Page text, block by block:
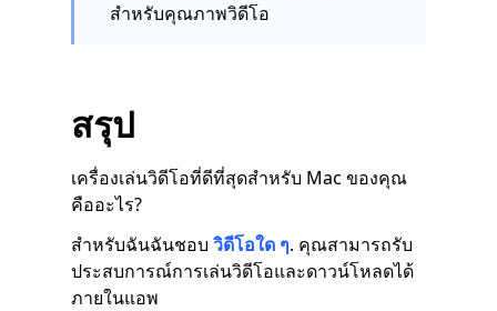
สำหรับคุณภาพวิดีโอ
สรุป
เครื่องเล่นวิดีโอที่ดีที่สุดสำหรับ Mac ของคุณ
คืออะไร?
สำหรับฉันฉันชอบ วิดีโอใด ๆ. คุณสามารถรับ
ประสบการณ์การเล่นวิดีโอและดาวน์โหลดได้
ภายในแอพ